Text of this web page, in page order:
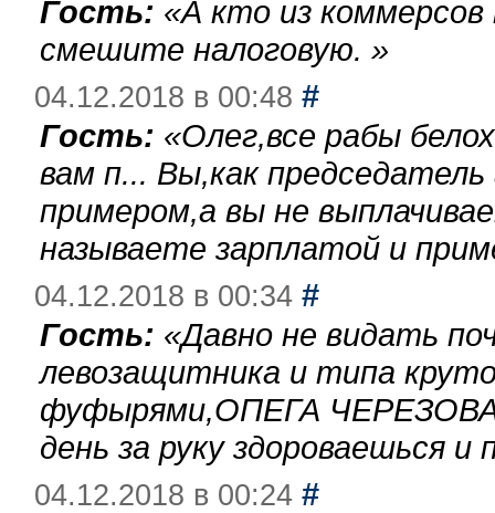
Гость: «А кто из
смешите налоговую. »
04.12.2018 в 00:48 #
Гость: «Олег,все рабы
вам п... Вы,как
примером,а вы не
называете зарплатой и
04.12.2018 в 00:34 #
Гость: «Давно не видать
левозащитника и типа
фуфырями,ОПЕГА
день за руку здороваешься
04.12.2018 в 00:24 #